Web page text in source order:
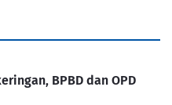
BPBD dan OPD